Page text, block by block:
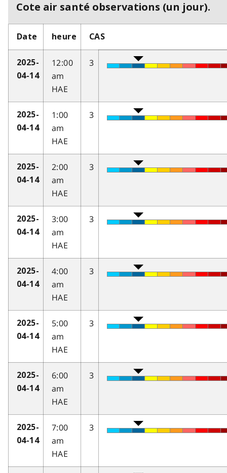
Cote air santé observations (un jour).
Date heure CAS
2025-
04-14
12:00
am
HAE
3
2025-
04-14
1:00
am
HAE
3
2025-
04-14
2:00
am
HAE
3
2025-
04-14
3:00
am
HAE
3
2025-
04-14
4:00
am
HAE
3
2025-
04-14
5:00
am
HAE
3
2025-
04-14
6:00
am
HAE
3
2025-
04-14
7:00
am
HAE
3